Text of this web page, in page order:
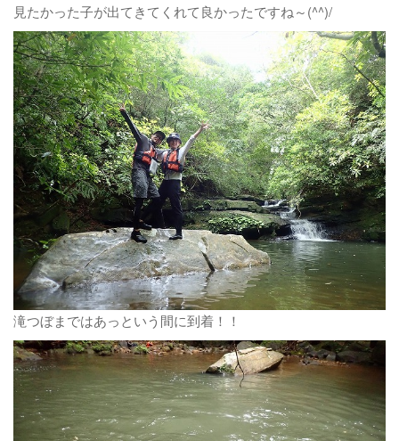
見たかった子が出てきてくれて良かったですね～(^^)/
滝つぼまではあっという間に到着！！